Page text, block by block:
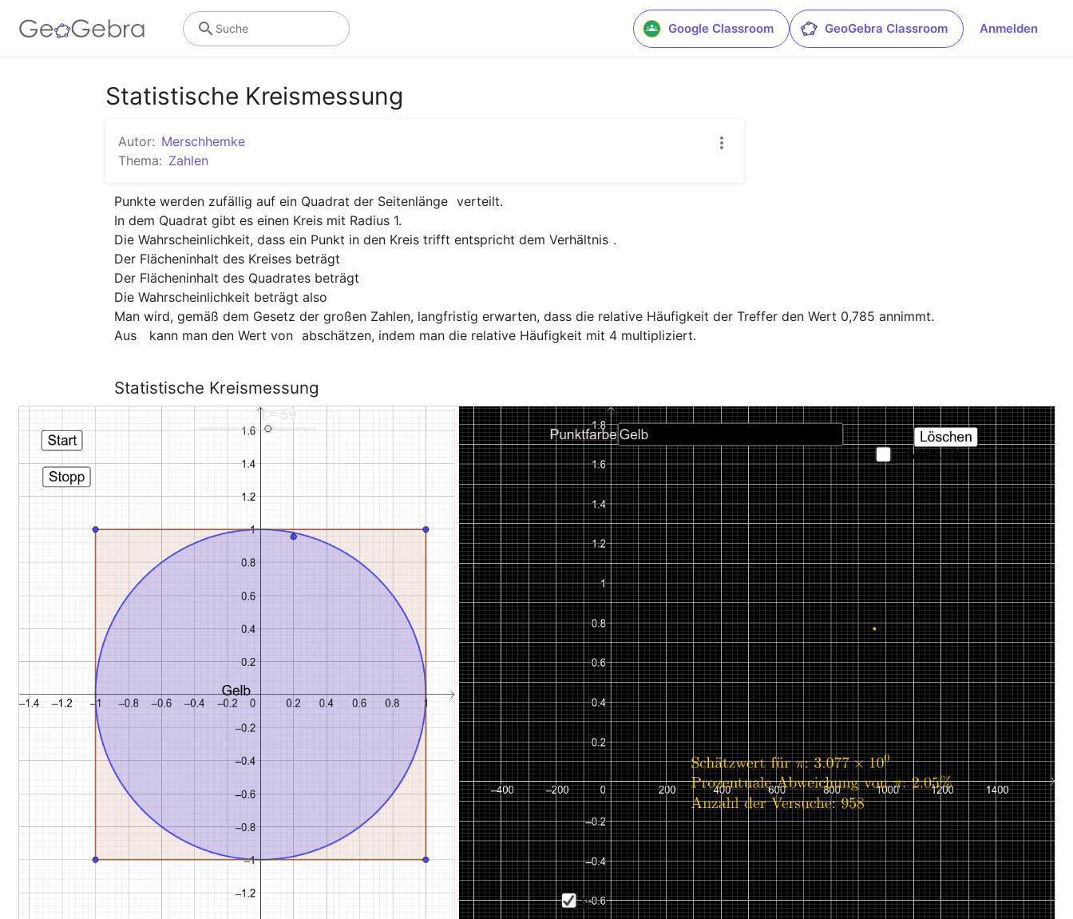
Google Classroom GeoGebra Classroom Anmelden
Suche
Statistische Kreismessung
Autor: Merschhemke
Thema: Zahlen
Punkte werden zufällig auf ein Quadrat der Seitenlänge verteilt.
In dem Quadrat gibt es einen Kreis mit Radius 1.
Die Wahrscheinlichkeit, dass ein Punkt in den Kreis trifft entspricht dem Verhältnis .
Der Flächeninhalt des Kreises beträgt
Der Flächeninhalt des Quadrates beträgt
Die Wahrscheinlichkeit beträgt also
Man wird, gemäß dem Gesetz der großen Zahlen, langfristig erwarten, dass die relative Häufigkeit der Treffer den Wert 0,785 annimmt.
Aus
kann man den Wert von abschätzen, indem man die relative Häufigkeit mit 4 multipliziert.
Statistische Kreismessung